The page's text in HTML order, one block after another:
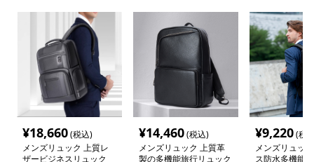
¥18,660(税込)
メンズリュック 上質レ
ザービジネスリュック
¥14,460(税込)
メンズリュック 上質革
製の多機能旅行リュック
¥9,220(税
メンズリュッ
ス防水多機能